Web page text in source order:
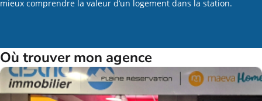
mieux comprendre la valeur d’un logement dans la station.
Où trouver mon agence